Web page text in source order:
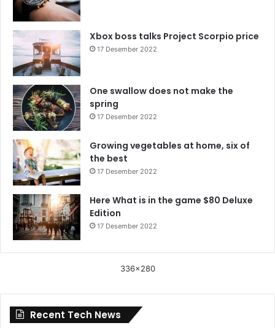
Xbox boss talks Project Scorpio price
17 Desember 2022
One swallow does not make the
spring
17 Desember 2022
Growing vegetables at home, six of
the best
17 Desember 2022
Here What is in the game $80 Deluxe
Edition
17 Desember 2022
336x280
Recent Tech News